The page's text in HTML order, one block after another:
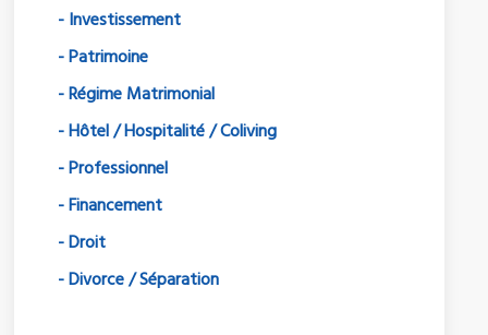
- Investissement
- Patrimoine
- Régime Matrimonial
- Hôtel / Hospitalité / Coliving
- Professionnel
- Financement
- Droit
- Divorce / Séparation